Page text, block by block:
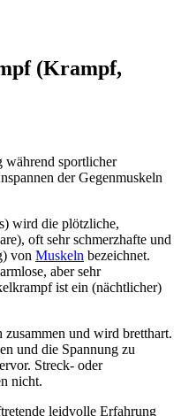
(Krampf,
während sportlicher
der Gegenmuskeln
wird die plötzliche,
oft sehr schmerzhafte und
von Muskeln bezeichnet.
aber sehr
ist ein (nächtlicher)
und wird bretthart.
und die Spannung zu
Streck- oder
nicht.
leidvolle Erfahrung